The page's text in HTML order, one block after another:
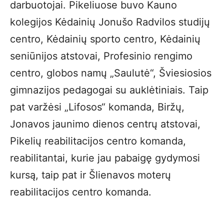
darbuotojai. Pikeliuose buvo Kauno
kolegijos Kėdainių Jonušo Radvilos studijų
centro, Kėdainių sporto centro, Kėdainių
seniūnijos atstovai, Profesinio rengimo
centro, globos namų „Saulutė“, Šviesiosios
gimnazijos pedagogai su auklėtiniais. Taip
pat varžėsi „Lifosos“ komanda, Biržų,
Jonavos jaunimo dienos centrų atstovai,
Pikelių reabilitacijos centro komanda,
reabilitantai, kurie jau pabaigę gydymosi
kursą, taip pat ir Šlienavos moterų
reabilitacijos centro komanda.